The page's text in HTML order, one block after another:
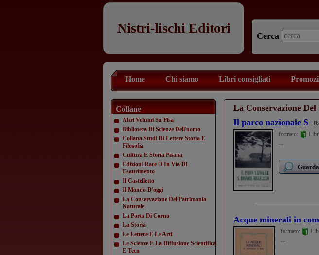
Nistri-lischi Editori
Cerca
Home Chi siamo Libri consigliati
Collane
Altri Volumi Su Pisa
Biblioteca Di Scienze Dell'uomo
Collana Studi Di Lettere Storia E
Filosofia
Cultura E Storia Pisana
Edizioni Rare O In Via Di
Esaurimento
Il Castelletto
Il Mondo D'oggi
La Conservazione Del Patrimonio
Naturale
La Porta Di Corno
La Storia
Le Lettere E Le Arti
Le Scienze E La Diffusione Scientifica
E Tecn
La Conservazione
Il parco nazionale S -
formato:
...
Acque minerali in
formato:
...